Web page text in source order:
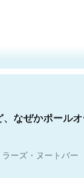
ーズ・ヌートバー
なぜかポール
ーズ・ヌートバー